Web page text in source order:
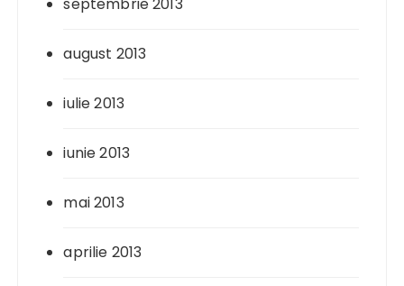
august 2013
iulie 2013
iunie 2013
mai 2013
aprilie 2013